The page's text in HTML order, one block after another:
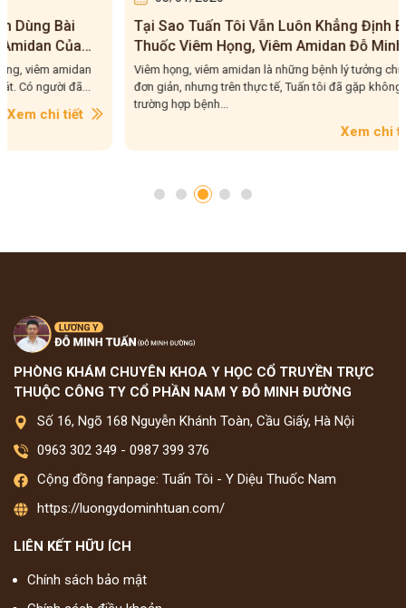
Tại Sao Tuấn Tôi Vẫn Luôn Khẳng Định Bài
Thuốc Viêm Họng, Viêm Amidan Đỗ Minh
Đường Hiệu Quả Cho Trường Hợp Mạn Tính?
Viêm họng, viêm amidan là những bệnh lý tưởng chừng
đơn giản, nhưng trên thực tế, Tuấn tôi đã gặp không ít
Bài
Của
Liệu
Bài
phối kết
PHÒNG KHÁM CHUYÊN KHOA Y HỌC CỔ TRUYỀN TRỰC
THUỘC CÔNG TY CỔ PHẦN NAM Y ĐỖ MINH ĐƯỜNG
Số 16, Ngõ 168 Nguyễn Khánh Toàn, Cầu Giấy, Hà Nội
0963 302 349 - 0987 399 376
Cộng đồng fanpage: Tuấn Tôi - Y Diệu Thuốc Nam
https://luongydominhtuan.com/
LIÊN KẾT HỮU ÍCH
Chính sách bảo mật